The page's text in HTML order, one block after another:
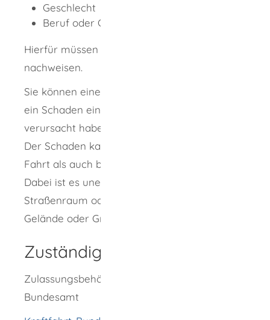
Geschlecht
Beruf oder Gewerbe
Hierfür müssen Sie Ihre besonderen Gründe
nachweisen.
Sie können eine Auskunft beantragen, wenn
ein Schaden eintritt, egal, ob Sie diesen
verursacht haben oder eine andere Person.
Der Schaden kann sowohl während einer
Fahrt als auch beim Parken entstanden sein.
Dabei ist es unerheblich, ob er im öffentlichen
Straßenraum oder auf einem privaten
Gelände oder Grundstück stattgefunden hat.
Zuständige Stelle
Zulassungsbehörde oder Kraftfahrt-
Bundesamt